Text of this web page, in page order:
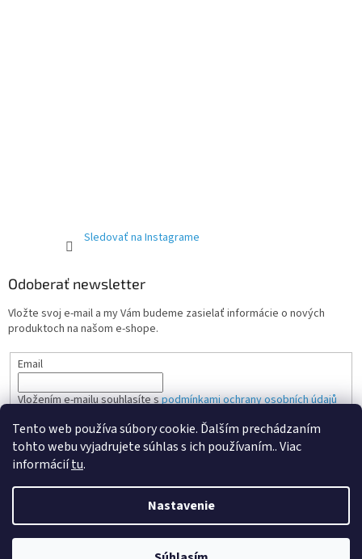
Tento web používa súbory cookie. Ďalším prechádzaním
tohto webu vyjadrujete súhlas s ich používaním.. Viac
informáciítu.
Nastavenie
Sledovať na Instagrame
Odoberať newsletter
Vložte svoj e-mail a my Vám budeme zasielať informácie o nových
produktoch na našom e-shope.
Email
Vložením e-mailu souhlasíte spodmínkami ochrany osobních údajů
PRIHLÁSIŤ SA
Vytvoril Shoptet Premium